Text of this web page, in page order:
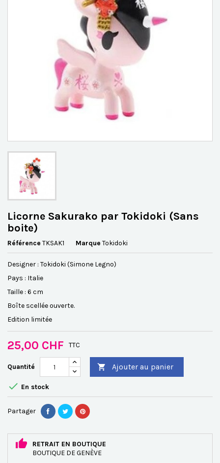
Licorne Sakurako par Tokidoki (Sans
boite)
Référence TKSAK1 Marque Tokidoki
Designer : Tokidoki (Simone Legno)
Pays : Italie
Taille : 6 cm
Boîte scellée ouverte.
Edition limitée
25,00 CHF TTC
Quantité  Ajouter au panier
 En stock
Partager
RETRAIT EN BOUTIQUE
BOUTIQUE DE GENÈVE